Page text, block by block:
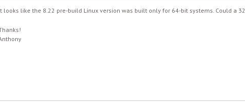
looks like the 8.22 pre-build Linux version was built only for 64-bit systems. Could a